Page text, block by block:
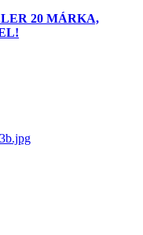
20 MÁRKA,